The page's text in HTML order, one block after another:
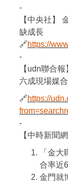
-
【中央社】
缺成長
🔗https://
-
【udn聯合
六成現場媒
🔗https://
-
【中時新聞
「金
合率近
金門就